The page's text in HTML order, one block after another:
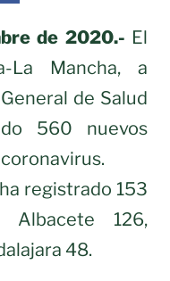
de 2020.- El
La Mancha, a
de Salud
560 nuevos
registrado 153
Albacete 126,
48.